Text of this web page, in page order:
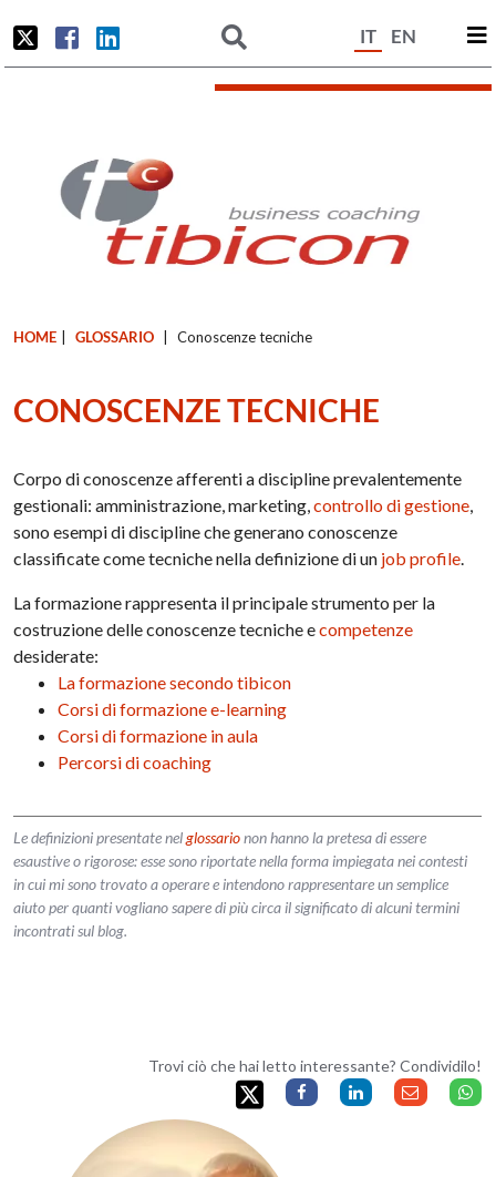
IT EN
HOME GLOSSARIO Conoscenze tecniche
CONOSCENZE TECNICHE
Corpo di conoscenze afferenti a discipline prevalentemente
gestionali: amministrazione, marketing,controllo di gestione,
sono esempi di discipline che generano conoscenze
classificate come tecniche nella definizione di un job profile.
La formazione rappresenta il principale strumento per la
costruzione delle conoscenze tecniche ecompetenze
desiderate:
La formazione secondo tibicon
Corsi di formazione e-learning
Corsi di formazione in aula
Percorsi di coaching
Le definizioni presentate nelglossarionon hanno la pretesa di essere
esaustive o rigorose: esse sono riportate nella forma impiegata nei contesti
in cui mi sono trovato a operare e intendono rappresentare un semplice
aiuto per quanti vogliano sapere di più circa il significato di alcuni termini
incontrati sul blog.
Trovi ciò che hai letto interessante? Condividilo!